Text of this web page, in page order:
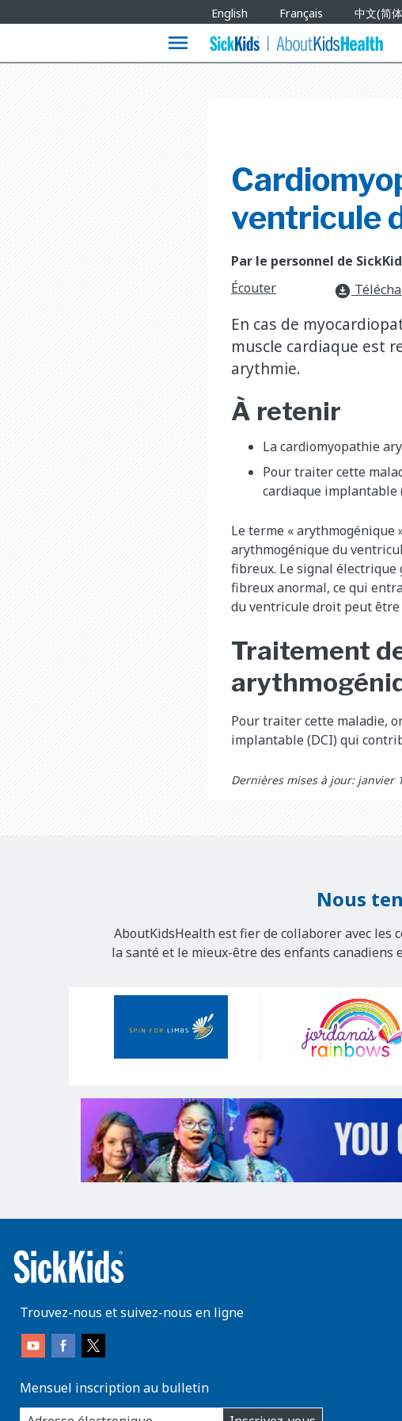
Languages
English Français 中文(简
menu
ventricule
Par le personnel de
Écouter
download_for_offline
En cas de
muscle cardiaque est
arythmie.
À retenir
La cardiomyopathie
Pour traiter cette
cardiaque implantable
Le terme « arythmogénique
arythmogénique du
fibreux. Le signal
fibreux anormal, ce qui
du ventricule droit peut
Traitement
Pour traiter cette maladie,
implantable (DCI) qui
Dernières mises à jour: janvier
Nous
AboutKidsHealth est fier de collaborer avec
la santé et le mieux-être des enfants
Trouvez-nous et suivez-nous en ligne
Mensuel inscription au bulletin
enter